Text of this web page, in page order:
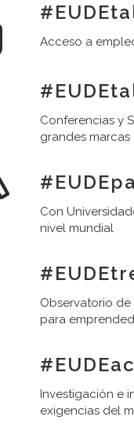
Acceso a
Conferencias y
grandes marcas
Con
nivel mundial
Observatorio
para
Investigación e
exigencias del